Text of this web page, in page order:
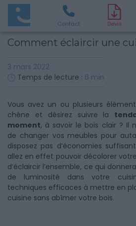
Contact Devis
Comment éclaircir une
3 mars 2022
Temps de lecture : 6 min
Vous avez un ou plusieurs
chêne et désirez suivre la
moment, à savoir le bois clair ? Il
de changer vos meubles pour
disposez pas d’économies
allez en effet pouvoir décolorer
d’éclaircir l’ensemble, ce qui
de luminosité dans votre
techniques efficaces à mettre en
cuisine sans abîmer votre bois.